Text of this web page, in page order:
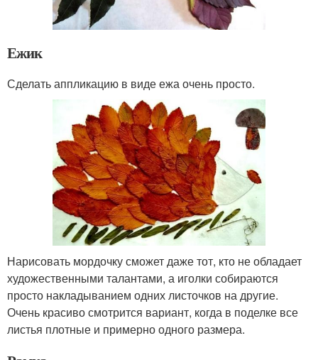
Ежик
Сделать аппликацию в виде ежа очень просто.
Нарисовать мордочку сможет даже тот, кто не обладает
художественными талантами, а иголки собираются
просто накладыванием одних листочков на другие.
Очень красиво смотрится вариант, когда в поделке все
листья плотные и примерно одного размера.